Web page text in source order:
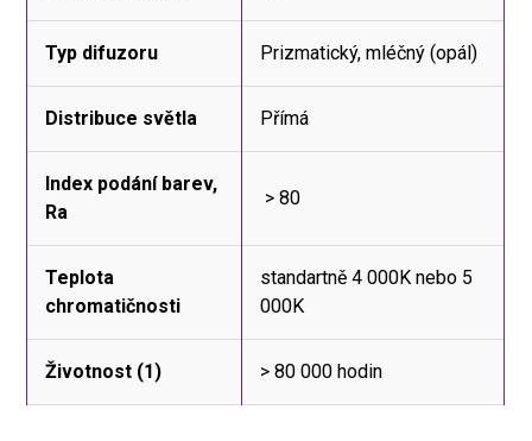
Typ difuzoru Prizmatický, mléčný (opál)
Distribuce světla Přímá
Index podání barev,
Ra
> 80
Teplota
chromatičnosti
standartně 4 000K nebo 5
000K
Životnost (1) > 80 000 hodin